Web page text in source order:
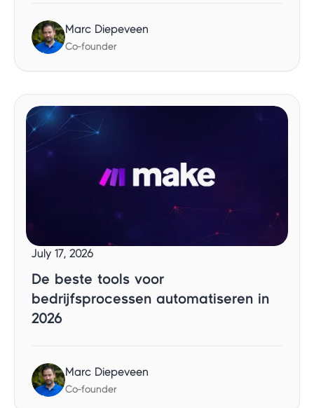
Marc Diepeveen
Co-founder
July 17, 2026
De beste tools voor
bedrijfsprocessen automatiseren in
2026
Marc Diepeveen
Co-founder